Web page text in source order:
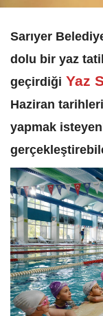
Sarıyer
dolu bir yaz
geçirdiği Yaz
Haziran
yapmak